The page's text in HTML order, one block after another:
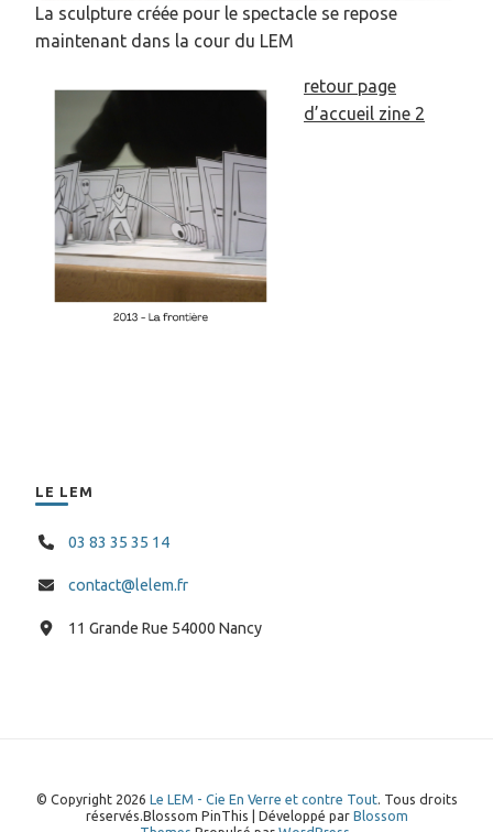
La sculpture créée pour le spectacle se repose
maintenant dans la cour du LEM
retour page
d’accueil zine 2
LE LEM
03 83 35 35 14
contact@lelem.fr
11 Grande Rue 54000 Nancy
© Copyright 2026 Le LEM - Cie En Verre et contre Tout. Tous droits
réservés.Blossom PinThis | Développé par Blossom